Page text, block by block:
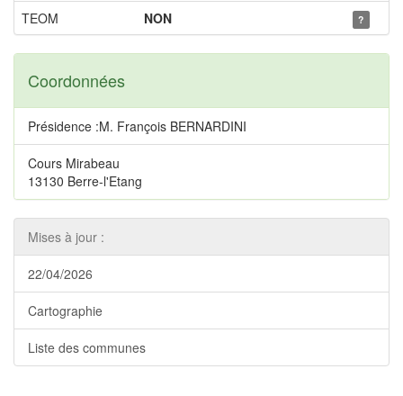
TEOM NON ?
Coordonnées
Présidence :M. François BERNARDINI
Cours Mirabeau
13130 Berre-l'Etang
Mises à jour :
22/04/2026
Cartographie
Liste des communes